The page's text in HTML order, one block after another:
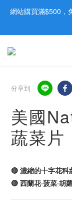
歡迎親臨旺角店購
網站購買滿$500，
歡迎親臨旺角店購
分享到
美國
蔬菜片
🔴 濃縮的十字花科
🔴 西蘭花·菠菜·胡